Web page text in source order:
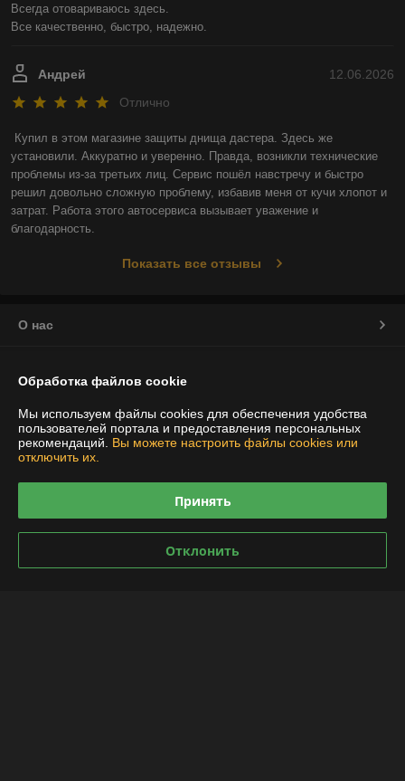
Всегда отовариваюсь здесь.
Все качественно, быстро, надежно.
12.06.2026
Андрей
Отлично
Купил в этом магазине защиты днища дастера. Здесь же
установили. Аккуратно и уверенно. Правда, возникли технические
проблемы из-за третьих лиц. Сервис пошёл навстречу и быстро
решил довольно сложную проблему, избавив меня от кучи хлопот и
затрат. Работа этого автосервиса вызывает уважение и
благодарность.
Показать все отзывы
О нас
Доставка и оплата
График работы
Политика обработки cookies
Обработка файлов cookie
Мы используем файлы cookies для обеспечения удобства
пользователей портала и предоставления персональных
рекомендаций. Вы можете настроить файлы cookies или
отключить их.
Принять
Отклонить